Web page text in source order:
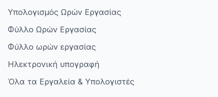
Υπολογισμός Ωρών Εργασίας
Φύλλο Ωρών Εργασίας
Φύλλο ωρών εργασίας
Ηλεκτρονική υπογραφή
Όλα τα Εργαλεία & Υπολογιστές